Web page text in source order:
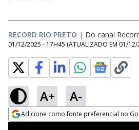
RECORD RIO PRETO | Do canal
01/12/2025 - 17H45 (ATUALIZADO EM 01/12/
A+ A-
Adicione como fonte preferencial no